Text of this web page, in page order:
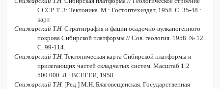
СССР. Т. 3: Тектоника. М.: Гостоптехиздат, 1958. С. 35-48 :
карт.
Спижарский Т.Н. Стратиграфия и фации осадочно-вулканогенного
покрова Сибирской платформы // Сов. геология. 1958. № 12.
С. 99-114.
Спижарский Т.Н. Тектоническая карта Сибирской платформы и
прилегающих частей складчатых систем. Масштаб 1:2
500 000. Л.: ВСЕГЕИ, 1958.
Спижарский Т.Н. [Ред.] М.Н. Благовещенская. Государственная